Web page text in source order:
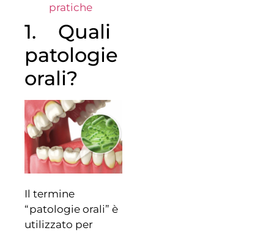
pratiche
1. Quali
patologie
orali?
Il termine
“patologie orali” è
utilizzato per